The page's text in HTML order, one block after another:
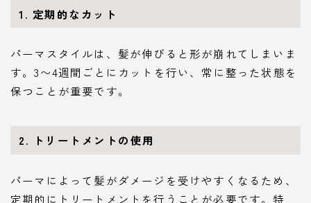
1. 定期的なカット
パーマスタイルは、髪が伸びると形が崩れてしまいま
す。3〜4週間ごとにカットを行い、常に整った状態を
保つことが重要です。
2. トリートメントの使用
パーマによって髪がダメージを受けやすくなるため、
定期的にトリートメントを行うことが必要です。特